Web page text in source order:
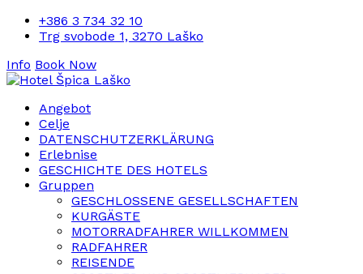
+386 3 734 32 10
Trg svobode 1, 3270 Laško
Info Book Now
Angebot
Celje
DATENSCHUTZERKLÄRUNG
Erlebnise
GESCHICHTE DES HOTELS
Gruppen
GESCHLOSSENE GESELLSCHAFTEN
KURGÄSTE
MOTORRADFAHRER WILLKOMMEN
RADFAHRER
REISENDE